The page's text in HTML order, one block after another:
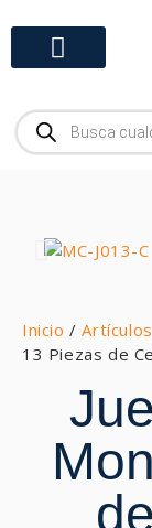
Inicio /
13 Piezas de